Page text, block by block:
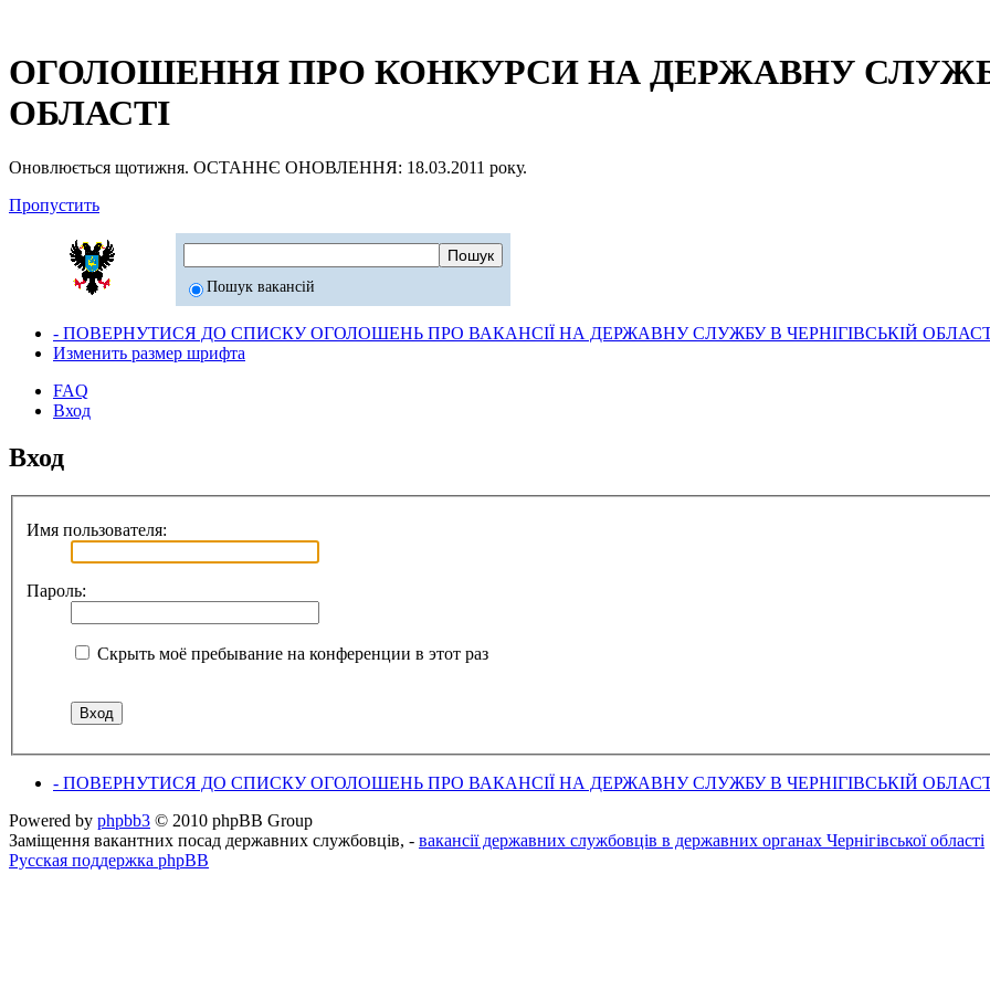
ОГОЛОШЕННЯ ПРО КОНКУРСИ НА ДЕРЖАВНУ
ОБЛАСТІ
Оновлюється щотижня. ОСТАННЄ ОНОВЛЕННЯ: 18.03.2011 року.
Пропустить
Пошук вакансій
- ПОВЕРНУТИСЯ ДО СПИСКУ ОГОЛОШЕНЬ ПРО ВАКАНСІЇ НА ДЕРЖАВНУ СЛУЖБУ В ЧЕРНІГІВСЬКІЙ
Изменить размер шрифта
FAQ
Вход
Вход
Имя пользователя:
Пароль:
Скрыть моё пребывание на конференции в этот раз
- ПОВЕРНУТИСЯ ДО СПИСКУ ОГОЛОШЕНЬ ПРО ВАКАНСІЇ НА ДЕРЖАВНУ СЛУЖБУ В ЧЕРНІГІВСЬКІЙ
Powered by phpbb3 © 2010 phpBB Group
Заміщення вакантних посад державних службовців, - вакансії державних службовців в державних органах Чернігівської області
Русская поддержка phpBB